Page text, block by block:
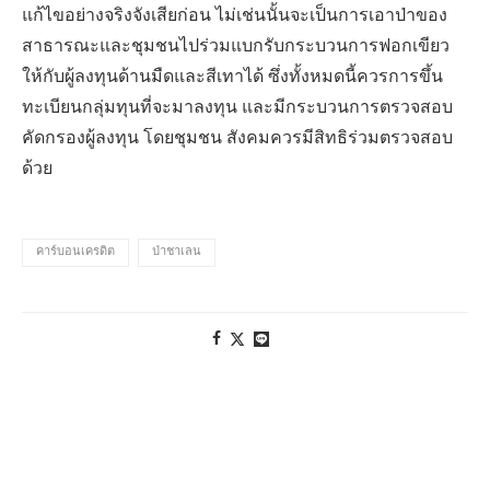
แก้ไขอย่างจริงจังเสียก่อน ไม่เช่นนั้นจะเป็นการเอาป่าของ
สาธารณะและชุมชนไปร่วมแบกรับกระบวนการฟอกเขียว
ให้กับผู้ลงทุนด้านมืดและสีเทาได้ ซึ่งทั้งหมดนี้ควรการขึ้น
ทะเบียนกลุ่มทุนที่จะมาลงทุน และมีกระบวนการตรวจสอบ
คัดกรองผู้ลงทุน โดยชุมชน สังคมควรมีสิทธิร่วมตรวจสอบ
ด้วย
คาร์บอนเครดิต ป่าชาเลน